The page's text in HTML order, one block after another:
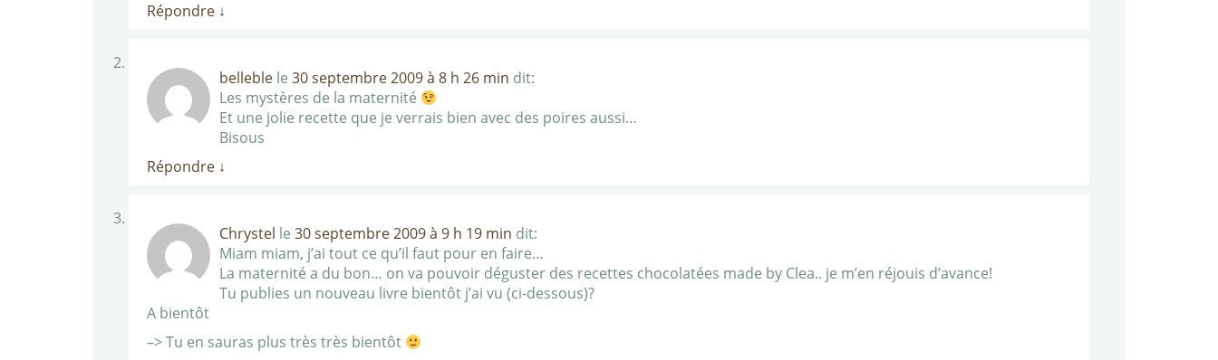
Répondre ↓
belleble le 30 septembre 2009 à 8 h 26 min dit:
Les mystères de la maternité
Et une jolie recette que je verrais bien avec des poires aussi…
Bisous
Répondre ↓
Chrystel le 30 septembre 2009 à 9 h 19 min dit:
Miam miam, j’ai tout ce qu’il faut pour en faire…
La maternité a du bon… on va pouvoir déguster des recettes chocolatées made by Clea.. je m’en réjouis d’avance!
Tu publies un nouveau livre bientôt j’ai vu (ci-dessous)?
A bientôt
–> Tu en sauras plus très très bientôt